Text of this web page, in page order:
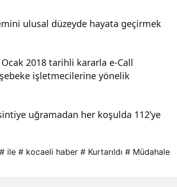
ulusal düzeyde hayata geçirmek
2018 tarihli kararla e-Call
işletmecilerine yönelik
uğramadan her koşulda 112’ye
# ile # kocaeli haber # Kurtarıldı # Müdahale